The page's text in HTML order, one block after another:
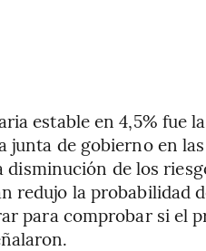
estable en 4,5% fue
junta de gobierno en
disminución de los
redujo la probabilidad
para comprobar si el